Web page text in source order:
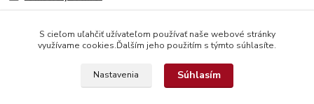
S cieľom uľahčiť užívateľom používať naše webové stránky
využívame cookies.Ďalším jeho použitím s týmto súhlasíte.
Nastavenia Súhlasím